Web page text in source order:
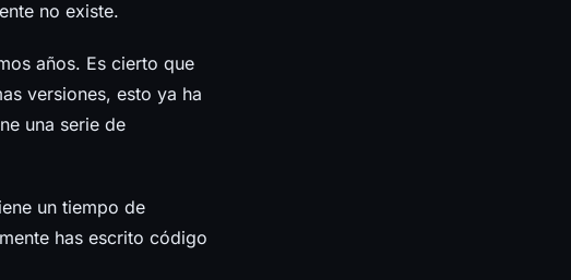
no existe.
años. Es cierto que
versiones, esto ya ha
una serie de
un tiempo de
has escrito código